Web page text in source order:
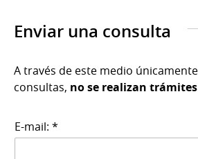
Enviar una consulta
A través de este medio
consultas, no se realizan trámites
E-mail: *